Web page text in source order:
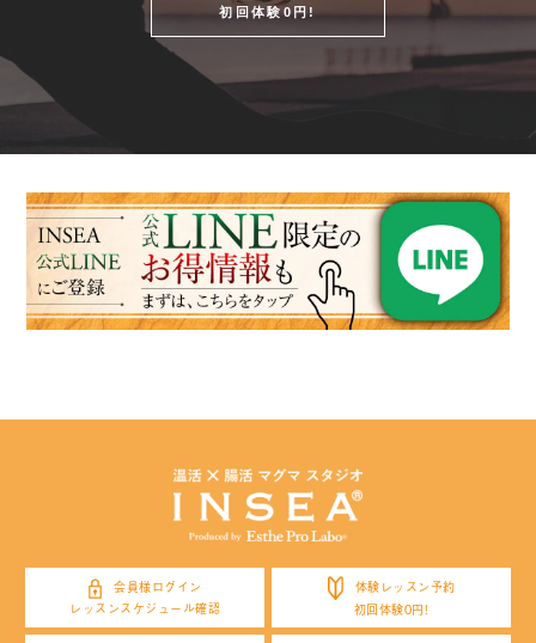
初回体験0円!
会員様ログイン
レッスンスケジュール確認
体験レッスン予約
初回体験0円!